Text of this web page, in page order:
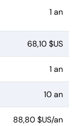
1 an
68,10 $US
1 an
10 an
88,80 $US/an